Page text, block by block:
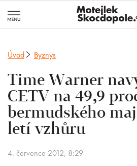
Úvod Byznys
Time Warner
CETV na 49,9
bermudského
letí vzhůru
4. července 2012, 8:29